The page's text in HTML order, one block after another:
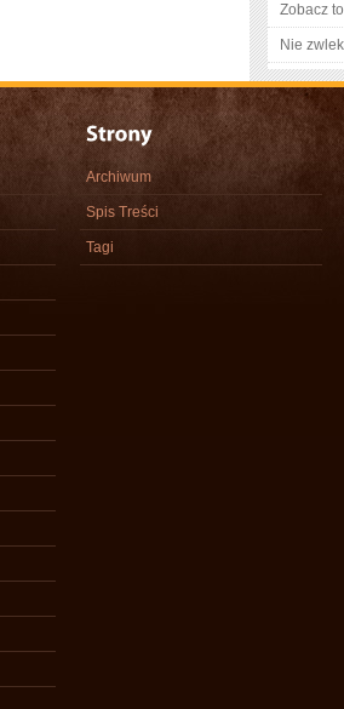
Zobacz
Nie
Archiwum
Spis Treści
Tagi